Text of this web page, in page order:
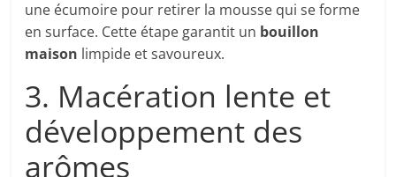
une écumoire pour retirer la mousse qui se forme
en surface. Cette étape garantit un bouillon
maison limpide et savoureux.
3. Macération lente et
développement des
arômes